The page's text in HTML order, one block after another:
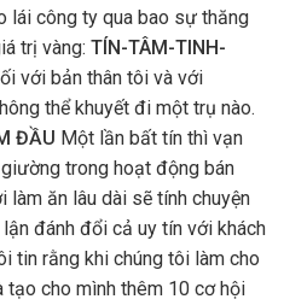
lái công ty qua bao sự thăng
trị vàng: TÍN-TÂM-TINH-
với bản thân tôi và với
thể khuyết đi một trụ nào.
ĐẦU Một lần bất tín thì vạn
trong hoạt động bán
làm ăn lâu dài sẽ tính chuyện
đánh đổi cả uy tín với khách
tin rằng khi chúng tôi làm cho
tạo cho mình thêm 10 cơ hội